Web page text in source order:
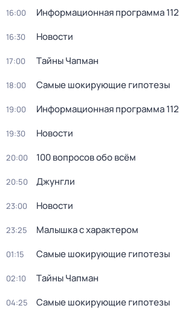
16:00 Информационная программа 112
16:30 Новости
17:00 Тaйны Чапман
18:00 Самые шoкиpующие гипотезы
19:00 Информационная программа 112
19:30 Новости
20:00 100 вопросов обо всём
20:50 Джунгли
23:00 Новости
23:25 Малышка с характером
01:15 Самые шoкиpующие гипотезы
02:10 Тaйны Чапман
04:25 Самые шoкиpующие гипотезы